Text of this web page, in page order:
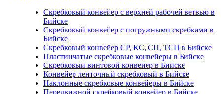
Скребковый конвейер с верхней рабочей ветвью в
Бийске
Скребковый конвейер с погружными скребками в
Бийске
Скребковый конвейер СР, КС, СП, ТСЦ в Бийске
Пластинчатые скребковые конвейеры в Бийске
Скребковый винтовой конвейер в Бийске
Конвейер ленточный скребковый в Бийске
Наклонные скребковые конвейеры в Бийске
Передвижной скребковый конвейер в Бийске